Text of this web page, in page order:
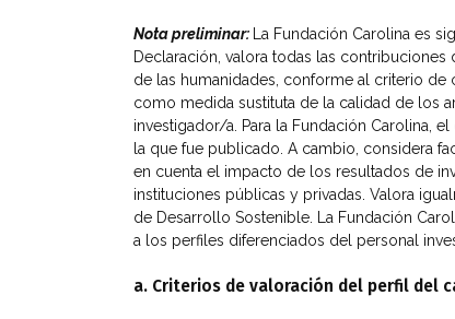
Nota preliminar: La Fundación Carolina es
Declaración, valora todas las
de las humanidades, conforme al criterio de
como medida sustituta de la calidad de los
investigador/a. Para la Fundación Carolina,
la que fue publicado. A cambio, considera
en cuenta el impacto de los resultados de
instituciones públicas y privadas. Valora
de Desarrollo Sostenible. La Fundación
a los perfiles diferenciados del personal
a. Criterios de valoración del perfil del